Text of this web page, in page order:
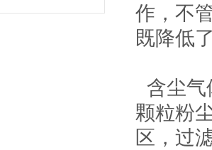
作，不
既降低
含尘气
颗粒粉
区，过